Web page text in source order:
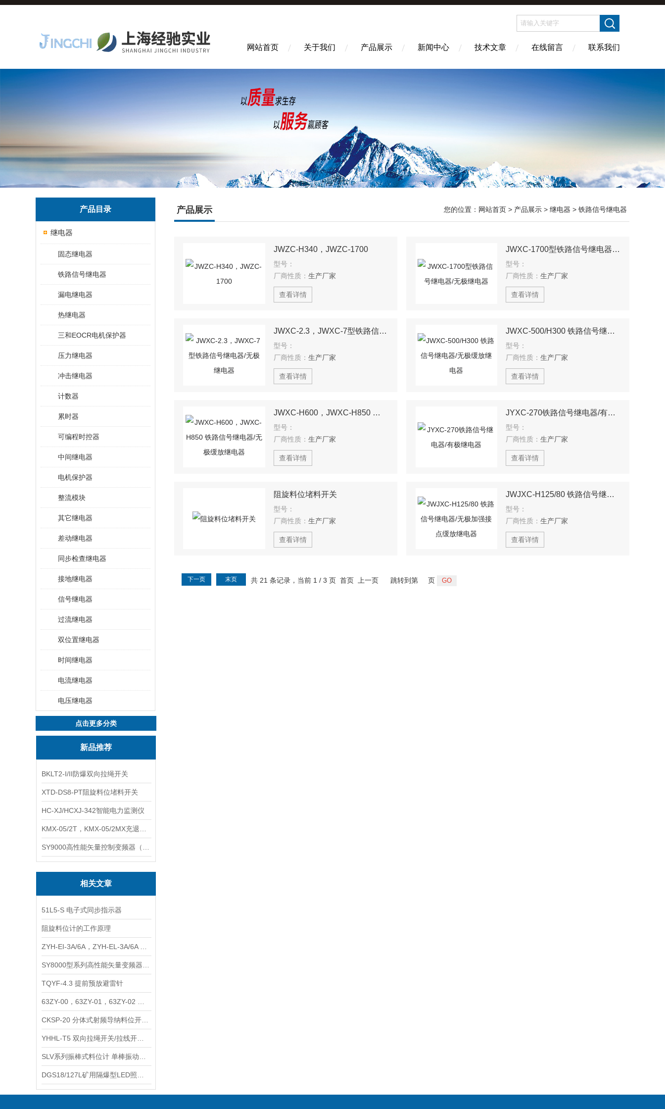
网站首页 关于我们 产品展示 新闻中心 技术文章 在线留言 联系我们
产品目录
继电器
固态继电器
铁路信号继电器
漏电继电器
热继电器
三和EOCR电机保护器
压力继电器
冲击继电器
计数器
累时器
可编程时控器
中间继电器
电机保护器
整流模块
其它继电器
差动继电器
同步检查继电器
接地继电器
信号继电器
过流继电器
双位置继电器
时间继电器
电流继电器
电压继电器
点击更多分类
新品推荐
BKLT2-I/II防爆双向拉绳开关
XTD-DS8-PT阻旋料位堵料开关
HC-XJ/HCXJ-342智能电力监测仪
相关文章
51L5-S 电子式同步指示器
阻旋料位计的工作原理
TQYF-4.3 提前预放避雷针
产品展示 您的位置： 网站首页 > 产品展示 > 继电器 > 铁路信号继电器
JWZC-H340，JWZC-1700
型号：
厂商性质： 生产厂家
查看详情
JWXC-1700型铁路信号继电器/无极继电器
型号：
厂商性质： 生产厂家
查看详情
JWXC-2.3，JWXC-7型铁路信号继电器/无极继电器
型号：
厂商性质： 生产厂家
查看详情
JWXC-500/H300 铁路信号继电器/无极缓放继电器
型号：
厂商性质： 生产厂家
查看详情
JWXC-H600，JWXC-H850 铁路信号继电器/无极缓放继电器
型号：
厂商性质： 生产厂家
查看详情
JYXC-270铁路信号继电器/有极继电器
型号：
厂商性质： 生产厂家
查看详情
阻旋料位堵料开关
型号：
厂商性质： 生产厂家
查看详情
JWJXC-H125/80 铁路信号继电器/无极加强接点缓放继电器
型号：
厂商性质： 生产厂家
查看详情
共 21 条记录，当前 1 / 3 页 首页 上一页
下一页 末页 跳转到第 页